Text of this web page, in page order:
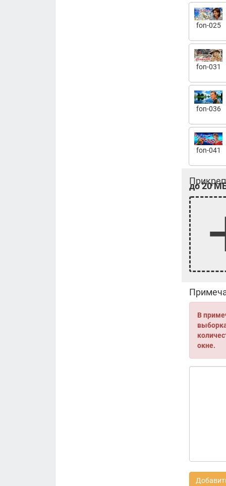
fon-025
fon-031
fon-036
fon-041
до 20
В
окне.